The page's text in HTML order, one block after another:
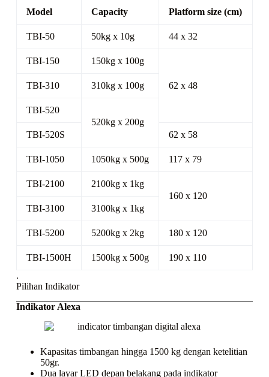
Model
Capacity Platform size (cm)
TBI-50 50kg x 10g 44 x 32
TBI-150 150kg x 100g
62 x 48
TBI-310 310kg x 100g
TBI-520
520kg x 200g
TBI-520S
62 x 58
TBI-1050 1050kg x 500g 117 x 79
TBI-2100
2100kg x 1kg
160 x 120
TBI-3100
3100kg x 1kg
TBI-5200 5200kg x 2kg 180 x 120
TBI-1500H 1500kg x 500g
190 x 110
.
Pilihan Indikator
Indikator Alexa
Kapasitas timbangan hingga 1500 kg dengan ketelitian
50gr.
Dua layar LED depan belakang pada indikator